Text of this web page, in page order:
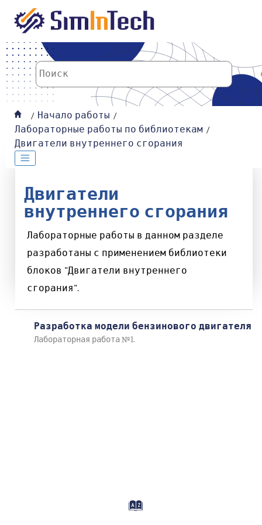
Начало работы
Лабораторные работы по библиотекам
Двигатели внутреннего сгорания
Двигатели
внутреннего сгорания
Лабораторные работы в данном разделе
разработаны с применением библиотеки
блоков "Двигатели внутреннего
сгорания".
Разработка модели бензинового двигателя
Лабораторная работа №1.